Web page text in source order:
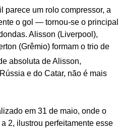
parece um rolo compressor, a
o gol — tornou-se o principal
Alisson (Liverpool),
(Grêmio) formam o trio de
absoluta de Alisson,
e do Catar, não é mais
em 31 de maio, onde o
2, ilustrou perfeitamente esse